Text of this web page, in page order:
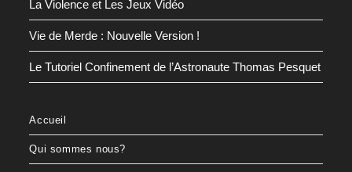
La Violence et Les Jeux Vidéo
Vie de Merde : Nouvelle Version !
Le Tutoriel Confinement de l’Astronaute Thomas Pesquet
Accueil
Qui sommes nous?